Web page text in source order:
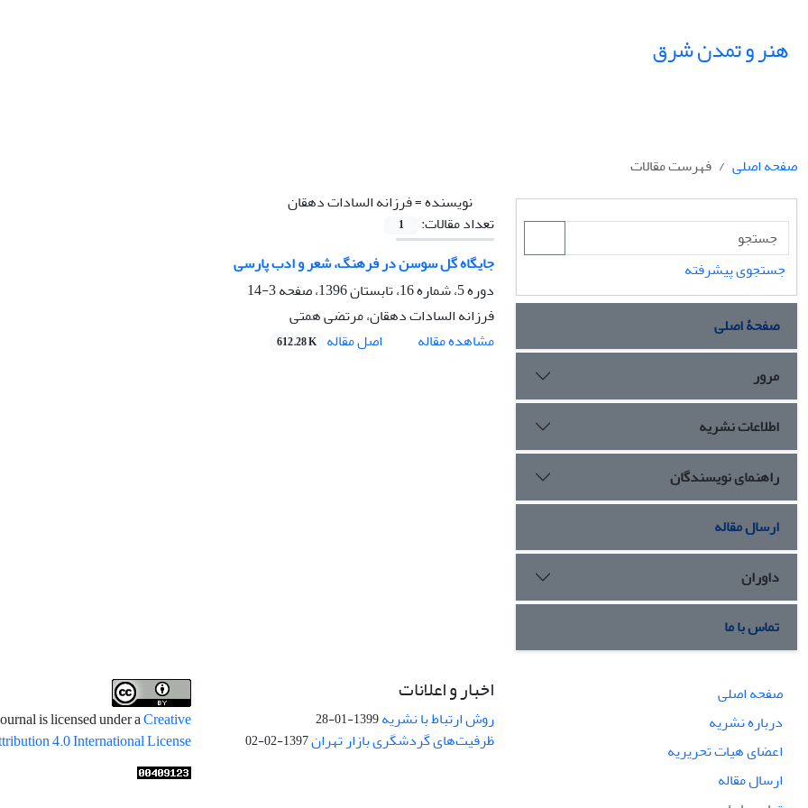
هنر و تمدن شرق
صفحه اصلی
فهرست مقالات
نویسنده =فرزانه السادات دهقان
تعداد مقالات:
1
جایگاه گل سوسن در فرهنگ، شعر و ادب پارسی
دوره 5، شماره 16، تابستان 1396، صفحه
3-14
فرزانه السادات دهقان، مرتضی همتی
مشاهده مقاله
اصل مقاله 612.28 K
جستجوی پیشرفته
صفحۀ اصلی
مرور
اطلاعات نشریه
راهنمای نویسندگان
ارسال مقاله
داوران
تماس با ما
صفحه اصلی
درباره نشریه
اعضای هیات تحریریه
ارسال مقاله
اخبار و اعلانات
روش ارتباط با نشریه1399-01-28
ظرفیت‌های گردشگری بازار تهران1397-02-02
is licensed under aCreative
4.0 International License